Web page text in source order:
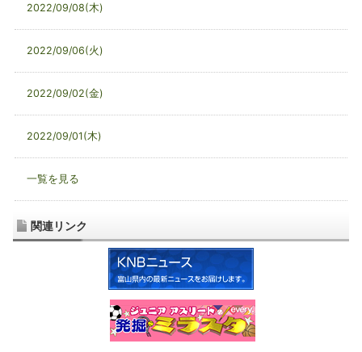
2022/09/08(木)
2022/09/06(火)
2022/09/02(金)
2022/09/01(木)
一覧を見る
関連リンク